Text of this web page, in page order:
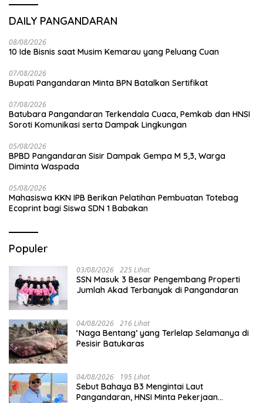
DAILY PANGANDARAN
08/08/2026
10 Ide Bisnis saat Musim Kemarau yang Peluang Cuan
07/08/2026
Bupati Pangandaran Minta BPN Batalkan Sertifikat
07/08/2026
Batubara Pangandaran Terkendala Cuaca, Pemkab dan HNSI
Soroti Komunikasi serta Dampak Lingkungan
05/08/2026
BPBD Pangandaran Sisir Dampak Gempa M 5,3, Warga
Diminta Waspada
05/08/2026
Mahasiswa KKN IPB Berikan Pelatihan Pembuatan Totebag
Ecoprint bagi Siswa SDN 1 Babakan
Populer
03/08/2026 225 Lihat
SSN Masuk 3 Besar Pengembang Properti
Jumlah Akad Terbanyak di Pangandaran
04/08/2026 216 Lihat
‘Naga Bentang’ yang Terlelap Selamanya di
Pesisir Batukaras
04/08/2026 195 Lihat
Sebut Bahaya B3 Mengintai Laut
Pangandaran, HNSI Minta Pekerjaan